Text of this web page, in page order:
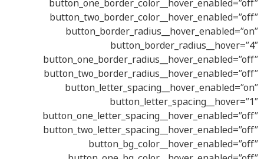
button_one_border_color__hover_enabled=”off”
button_two_border_color__hover_enabled=”off”
button_border_radius__hover_enabled=”on”
button_border_radius__hover=”4″
button_one_border_radius__hover_enabled=”off”
button_two_border_radius__hover_enabled=”off”
button_letter_spacing__hover_enabled=”on”
button_letter_spacing__hover=”1″
button_one_letter_spacing__hover_enabled=”off”
button_two_letter_spacing__hover_enabled=”off”
button_bg_color__hover_enabled=”off”